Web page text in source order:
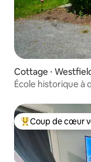
Cottage ⋅
École historique à
Coups de cœur
Coup de cœur